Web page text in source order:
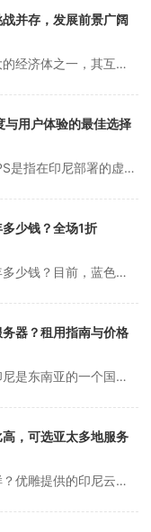
并存，发展前景广阔
摘要：印尼是东南亚最大的经济体之一，其互联网市场发展迅速，其域名市场也面临着巨大的机遇与挑战。本文将从域名市场整体走势、注册难度、市场竞争状况、政策监管四个方面阐述印尼域名市场的机遇与挑战。图片：1. 总体趋势随着印尼互联网普及率不断提升，印尼域名市场潜力巨大。虽然目前市场以机构和企业为主，但随着互联网和移动...
与用户体验的最佳选择
印尼vps怎么样？印尼VPS是指在印尼部署的虚拟专用服务器(VPS)。VPS是一种将物理服务器分为多个独立虚拟服务器的虚拟化技术。每个虚拟服务器都有自己的操作系统、磁盘空间、内存和计算资源。印尼VPS是专门为印尼用户提供的VPS服务。其优点是可以提供更快的访问速度和更好的用户体验，也有利于提高网站在当地搜索引...
少钱？全场1折
蓝梯子印尼云服务器一年多少钱？目前，蓝色梯子为海外云服务器提供促销活动，全场1折。印尼、韩国首尔、越南、日本东京等数据中心1核1G内存2M带宽的云服务器每年只需102元，流量无限。如果你正在寻找一个合适的稳定的网站服务器，如果你想要安全、可靠和稳定，你不能错过这个活动。目前蓝梯印尼云服务器价格优惠活动，印尼1...
器？租用指南与价格
印尼云服务器怎么样？印尼是东南亚的一个国家。印尼当地的电信基础设施发展不是很发达。这个国家最好的机房带宽资源集中在雅加达，所以雅加达地区的机房选择了印尼的云服务器。中国有很多供应商可以提供印尼云服务器，百度可以搜索。然而，正是因为资源的好坏参差不齐，尤其是印尼云服务器资源。购买时，您必须询问服务器的具体机房地...
，可选亚太多地服务
印尼云主机蓝梯子怎么样？优雕提供的印尼云主机在日本机房相对稳定。与国内其他IDC相比，蓝色梯子的优势毋庸置疑。海外云服务器具有广泛的选择性。我们不仅可以在亚太地区购买印尼主机，还可以在新加坡、越南、韩国、日本、印度和菲律宾购买云服务器。目前蓝梯推出的1核1G印尼雅加达云主机只有102元/年，可选3年；推荐2核...